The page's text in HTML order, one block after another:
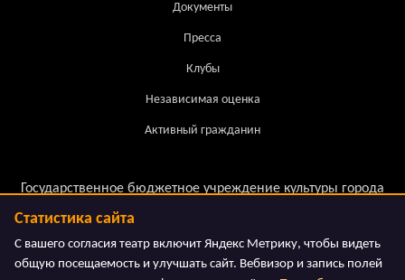
Документы
Пресса
Клубы
Независимая оценка
Активный гражданин
Государственное бюджетное учреждение культуры города
Статистика сайта
С вашего согласия театр включит Яндекс Метрику, чтобы видеть
общую посещаемость и улучшать сайт. Вебвизор и запись полей